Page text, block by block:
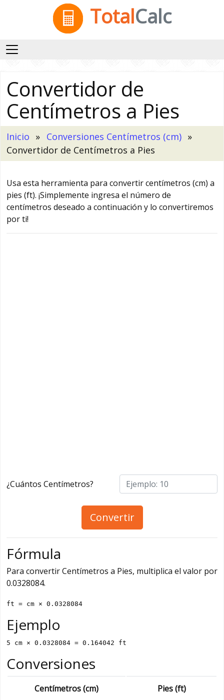
TotalCalc
Convertidor de
Centímetros a Pies
Inicio
Conversiones Centímetros (cm)
Convertidor de Centímetros a Pies
Usa esta herramienta para convertir centímetros (cm) a
pies (ft). ¡Simplemente ingresa el número de
centímetros deseado a continuación y lo convertiremos
por ti!
¿Cuántos Centímetros?
Convertir
Fórmula
Para convertir Centímetros a Pies, multiplica el valor por
0.0328084.
ft = cm × 0.0328084
Ejemplo
5 cm × 0.0328084 = 0.164042 ft
Conversiones
Centímetros (cm) Pies (ft)